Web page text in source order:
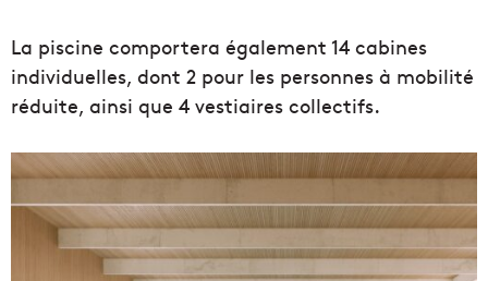
La piscine comportera également 14 cabines
individuelles, dont 2 pour les personnes à mobilité
réduite, ainsi que 4 vestiaires collectifs.